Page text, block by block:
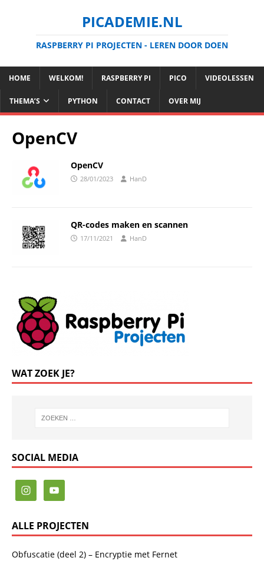
PICADEMIE.NL
RASPBERRY PI PROJECTEN - LEREN DOOR DOEN
HOME WELKOM! RASPBERRY PI PICO VIDEOLESSEN
THEMA’S PYTHON CONTACT OVER MIJ
OpenCV
OpenCV
28/01/2023 HanD
QR-codes maken en scannen
17/11/2021 HanD
WAT ZOEK JE?
SOCIAL MEDIA
ALLE PROJECTEN
Obfuscatie (deel 2) – Encryptie met Fernet